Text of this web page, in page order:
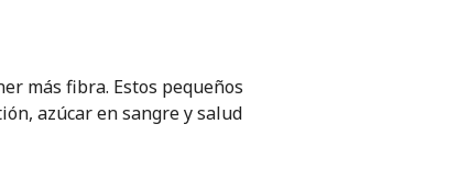
más fibra. Estos pequeños
azúcar en sangre y salud